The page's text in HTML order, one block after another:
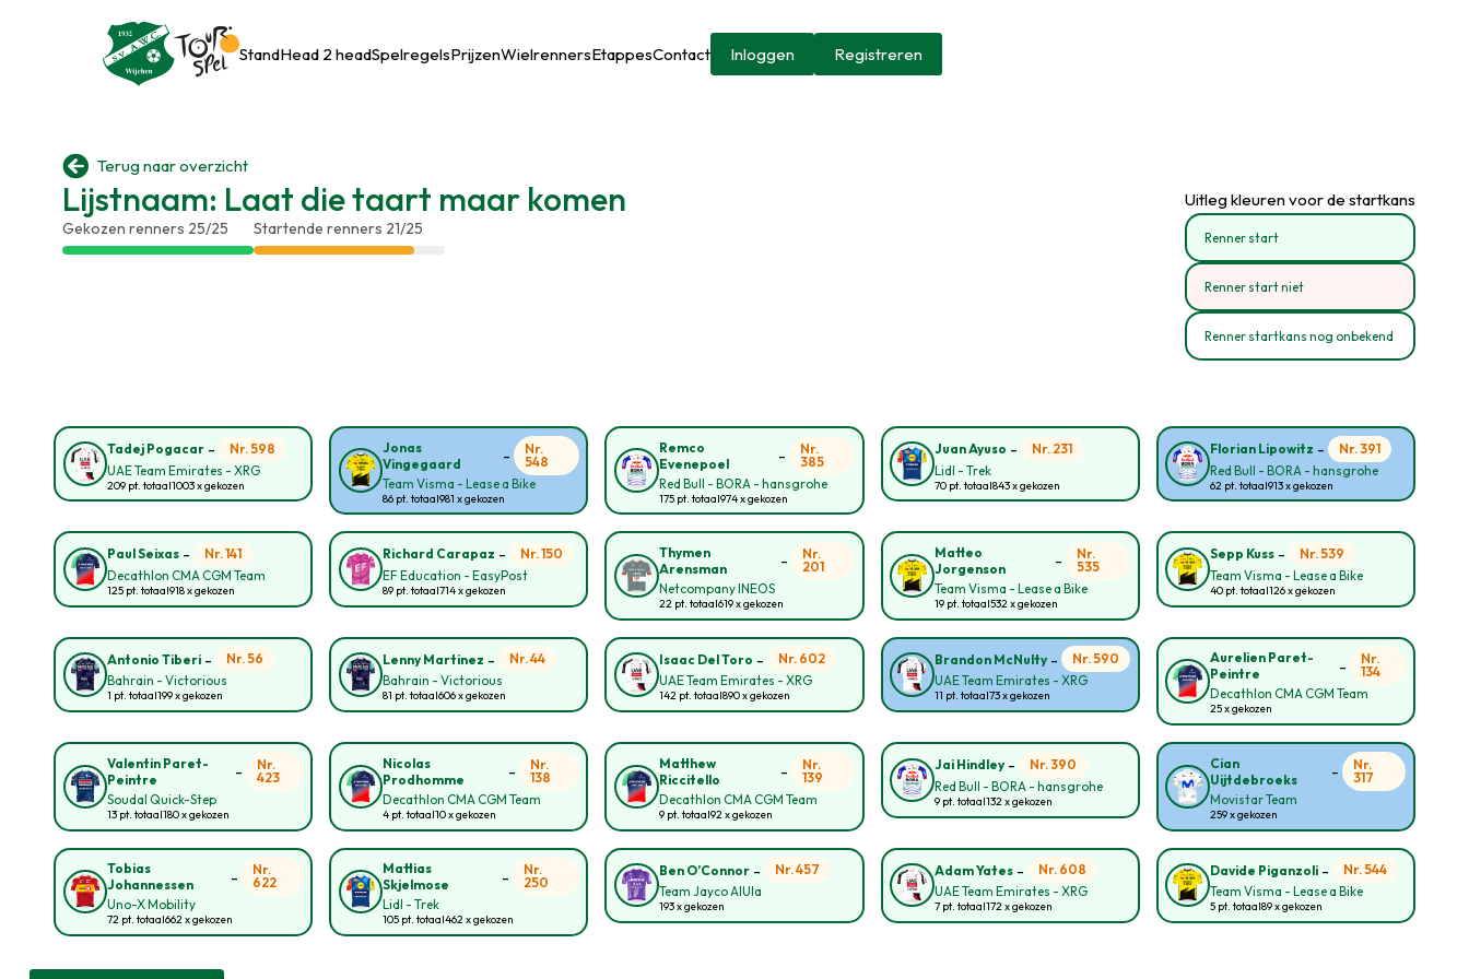
StandHead 2 headSpelregelsPrijzenWielrennersEtappesContact Inloggen Registreren
 Terug naar overzicht
Lijstnaam: Laat die taart maar komen
Gekozen renners 25/25 Startende renners 21/25
Uitleg kleuren voor de startkans
Renner start
Renner start niet
Renner startkans nog onbekend
Tadej Pogacar -
Nr. 598
UAE Team Emirates - XRG
209 pt. totaal1003 x gekozen
Jonas
Vingegaard
-
Nr.
548
Team Visma - Lease a Bike
86 pt. totaal981 x gekozen
Remco
Evenepoel
-
Nr.
385
Red Bull - BORA - hansgrohe
175 pt. totaal974 x gekozen
Juan Ayuso -
Nr. 231
Lidl - Trek
70 pt. totaal843 x gekozen
Florian Lipowitz -
Nr. 391
Red Bull - BORA - hansgrohe
62 pt. totaal913 x gekozen
Paul Seixas -
Nr. 141
Decathlon CMA CGM Team
125 pt. totaal918 x gekozen
Richard Carapaz -
Nr. 150
EF Education - EasyPost
89 pt. totaal714 x gekozen
Thymen
Arensman
-
Nr.
201
Netcompany INEOS
22 pt. totaal619 x gekozen
Matteo
Jorgenson
-
Nr.
535
Team Visma - Lease a Bike
19 pt. totaal532 x gekozen
Sepp Kuss-
Nr. 539
Team Visma - Lease a Bike
40 pt. totaal126 x gekozen
Antonio Tiberi -
Nr. 56
Bahrain - Victorious
1 pt. totaal199 x gekozen
Lenny Martinez -
Nr. 44
Bahrain - Victorious
81 pt. totaal606 x gekozen
Isaac Del Toro -
Nr. 602
UAE Team Emirates - XRG
142 pt. totaal890 x gekozen
Brandon McNulty-
Nr. 590
UAE Team Emirates - XRG
11 pt. totaal73 x gekozen
Aurelien Paret-
Peintre
-
Nr.
134
Decathlon CMA CGM Team
25 x gekozen
Valentin Paret-
Peintre
-
Nr.
423
Soudal Quick-Step
13 pt. totaal180 x gekozen
Nicolas
Prodhomme
-
Nr.
138
Decathlon CMA CGM Team
4 pt. totaal10 x gekozen
Matthew
Riccitello
-
Nr.
139
Decathlon CMA CGM Team
9 pt. totaal92 x gekozen
Jai Hindley-
Nr. 390
Red Bull - BORA - hansgrohe
9 pt. totaal132 x gekozen
Cian
Uijtdebroeks
-
Nr.
317
Movistar Team
259 x gekozen
Tobias
Johannessen
-
Nr.
622
Uno-X Mobility
72 pt. totaal662 x gekozen
Mattias
Skjelmose
-
Nr.
250
Lidl - Trek
105 pt. totaal462 x gekozen
Ben O’Connor-
Nr. 457
Team Jayco AlUla
193 x gekozen
Adam Yates-
Nr. 608
UAE Team Emirates - XRG
7 pt. totaal172 x gekozen
Davide Piganzoli-
Nr. 544
Team Visma - Lease a Bike
5 pt. totaal89 x gekozen